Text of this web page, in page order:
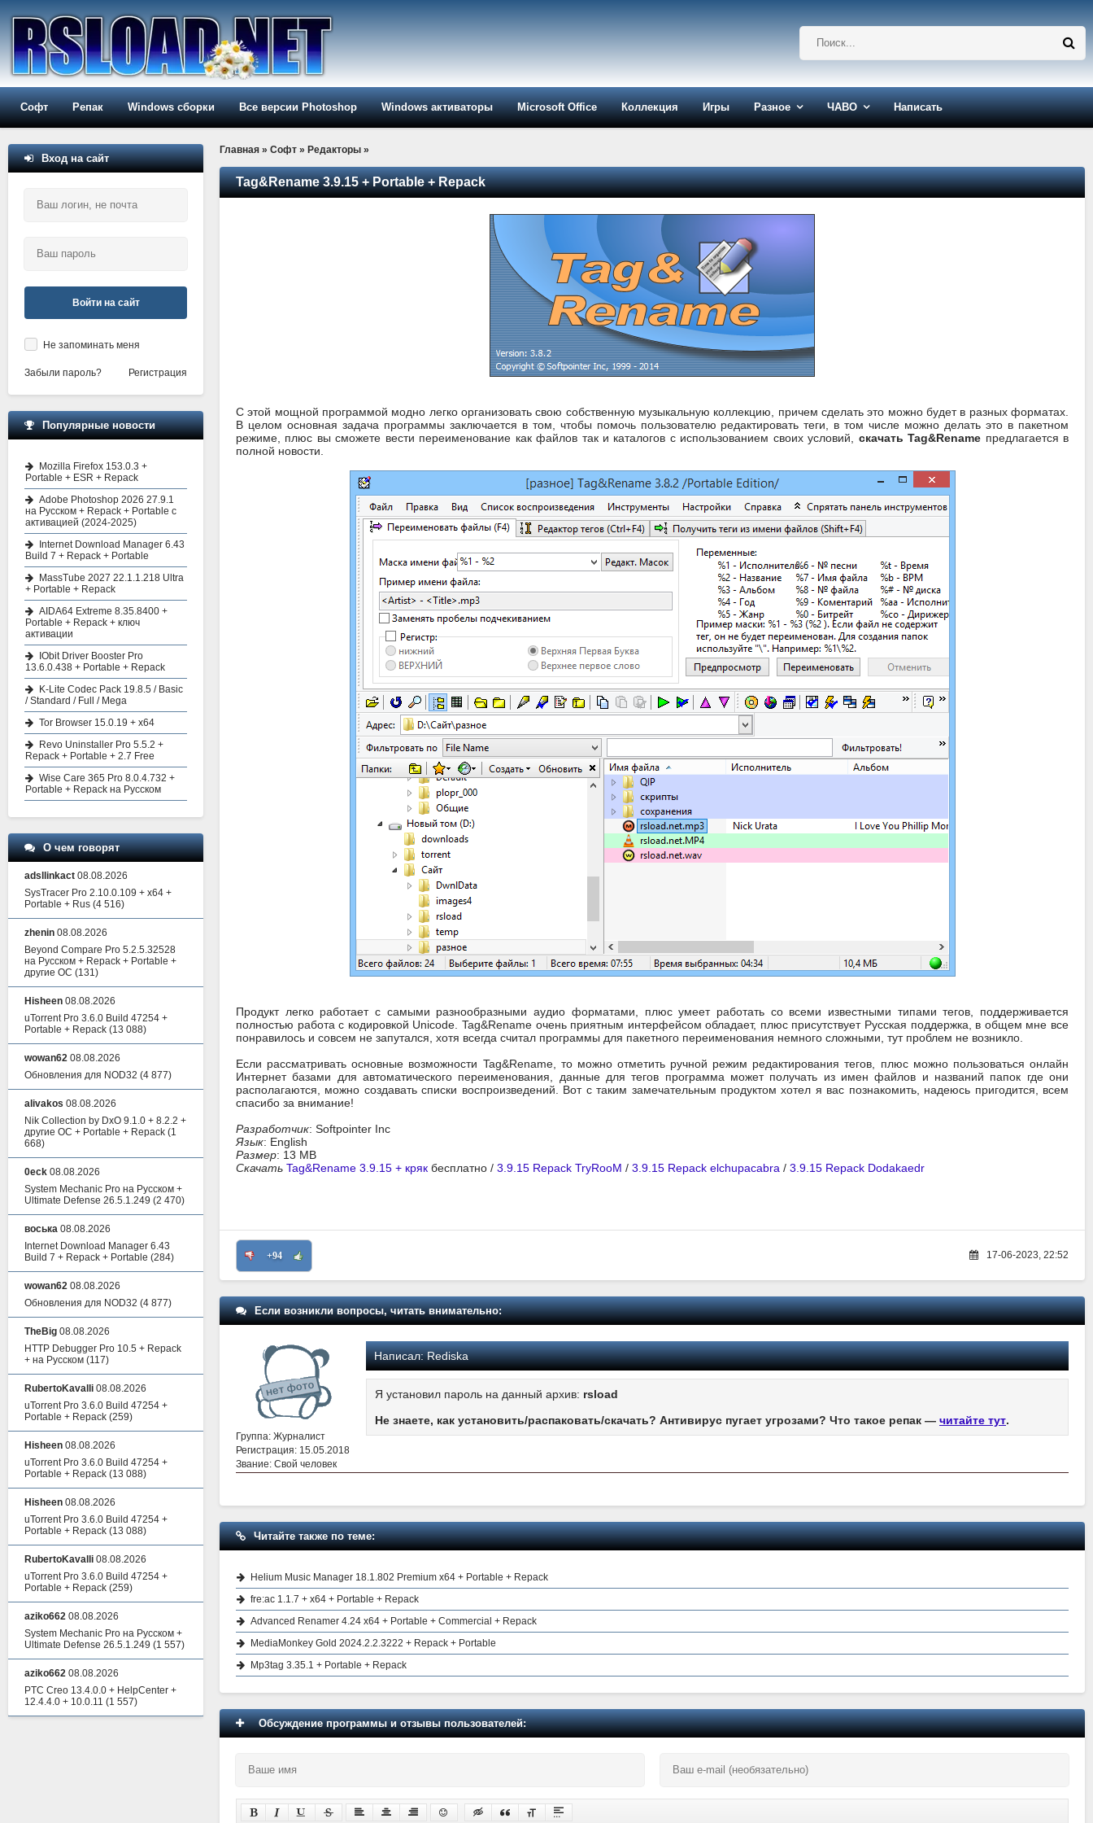
Софт Репак Windows сборки Все версии Photoshop Windows активаторы Microsoft Office Коллекция Игры Разное ЧАВО Написать
Главная » Софт » Редакторы »
Tag&Rename 3.9.15 + Portable + Repack
C этой мощной программой модно легко организовать свою собственную музыкальную коллекцию, причем сделать это можно будет в разных форматах.
В целом основная задача программы заключается в том, чтобы помочь пользователю редактировать теги, в том числе можно делать это в пакетном
режиме, плюс вы сможете вести переименование как файлов так и каталогов с использованием своих условий, скачать Tag&Rename предлагается в
полной новости.
Продукт легко работает с самыми разнообразными аудио форматами, плюс умеет работать со всеми известными типами тегов, поддерживается
полностью работа с кодировкой Unicode. Tag&Rename очень приятным интерфейсом обладает, плюс присутствует Русская поддержка, в общем мне все
понравилось и совсем не запутался, хотя всегда считал программы для пакетного переименования немного сложными, тут проблем не возникло.
Если рассматривать основные возможности Tag&Rename, то можно отметить ручной режим редактирования тегов, плюс можно пользоваться онлайн
Интернет базами для автоматического переименования, данные для тегов программа может получать из имен файлов и названий папок где они
располагаются, можно создавать списки воспроизведений. Вот с таким замечательным продуктом хотел я вас познакомить, надеюсь пригодится, всем
спасибо за внимание!
Разработчик: Softpointer Inc
Язык: English
Размер: 13 MB
Скачать Tag&Rename 3.9.15 + кряк бесплатно / 3.9.15 Repack TryRooM / 3.9.15 Repack elchupacabra / 3.9.15 Repack Dodakaedr
+94 17-06-2023, 22:52
Если возникли вопросы, читать внимательно:
Группа: Журналист
Регистрация: 15.05.2018
Звание: Свой человек
Написал:Rediska
Я установил пароль на данный архив: rsload
Не знаете, как установить/распаковать/скачать? Антивирус пугает угрозами? Что такое репак — читайте тут.
Читайте также по теме:
Helium Music Manager 18.1.802 Premium x64 + Portable + Repack
fre:ac 1.1.7 + x64 + Portable + Repack
Advanced Renamer 4.24 x64 + Portable + Commercial + Repack
MediaMonkey Gold 2024.2.2.3222 + Repack + Portable
Mp3tag 3.35.1 + Portable + Repack
Обсуждение программы и отзывы пользователей:
Вход на сайт
Войти на сайт
Не запоминать меня
Забыли пароль? Регистрация
Популярные новости
Mozilla Firefox 153.0.3 +
Portable + ESR + Repack
Adobe Photoshop 2026 27.9.1
на Русском + Repack + Portable с
активацией (2024-2025)
Internet Download Manager 6.43
Build 7 + Repack + Portable
MassTube 2027 22.1.1.218 Ultra
+ Portable + Repack
AIDA64 Extreme 8.35.8400 +
Portable + Repack + ключ
активации
IObit Driver Booster Pro
13.6.0.438 + Portable + Repack
K-Lite Codec Pack 19.8.5 / Basic
/ Standard / Full / Mega
Tor Browser 15.0.19 + x64
Revo Uninstaller Pro 5.5.2 +
Repack + Portable + 2.7 Free
Wise Care 365 Pro 8.0.4.732 +
Portable + Repack на Русском
О чем говорят
adsllinkact 08.08.2026
SysTracer Pro 2.10.0.109 + x64 +
Portable + Rus (4 516)
zhenin 08.08.2026
Beyond Compare Pro 5.2.5.32528
на Русском + Repack + Portable +
другие ОС (131)
Hisheen 08.08.2026
uTorrent Pro 3.6.0 Build 47254 +
Portable + Repack (13 088)
wowan62 08.08.2026
Обновления для NOD32 (4 877)
alivakos 08.08.2026
Nik Collection by DxO 9.1.0 + 8.2.2 +
другие ОС + Portable + Repack (1
668)
0eck 08.08.2026
System Mechanic Pro на Русском +
Ultimate Defense 26.5.1.249 (2 470)
воська 08.08.2026
Internet Download Manager 6.43
Build 7 + Repack + Portable (284)
wowan62 08.08.2026
Обновления для NOD32 (4 877)
TheBig 08.08.2026
HTTP Debugger Pro 10.5 + Repack
+ на Русском (117)
RubertoKavalli 08.08.2026
uTorrent Pro 3.6.0 Build 47254 +
Portable + Repack (259)
Hisheen 08.08.2026
uTorrent Pro 3.6.0 Build 47254 +
Portable + Repack (13 088)
Hisheen 08.08.2026
uTorrent Pro 3.6.0 Build 47254 +
Portable + Repack (13 088)
RubertoKavalli 08.08.2026
uTorrent Pro 3.6.0 Build 47254 +
Portable + Repack (259)
aziko662 08.08.2026
System Mechanic Pro на Русском +
Ultimate Defense 26.5.1.249 (1 557)
aziko662 08.08.2026
PTC Creo 13.4.0.0 + HelpCenter +
12.4.4.0 + 10.0.11 (1 557)